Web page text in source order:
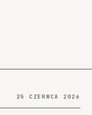
25 CZERWCA 2026